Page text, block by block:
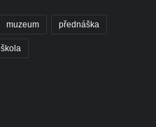
muzeum přednáška
škola